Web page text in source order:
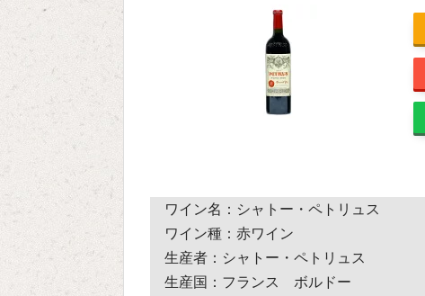
ワイン名：シャトー・ペトリュス
ワイン種：赤ワイン
生産者：シャトー・ペトリュス
生産国：フランス ボルドー